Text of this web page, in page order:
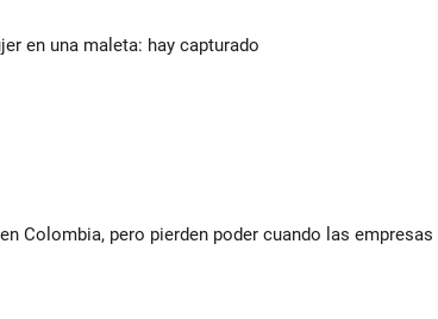
en una maleta: hay capturado
Colombia, pero pierden poder cuando las empresas